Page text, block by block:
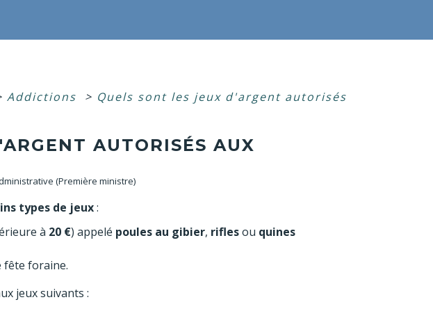
Addictions > Quels sont les jeux d'argent autorisés
AUTORISÉS AUX
(Première ministre)
types de jeux:
à 20 €) appelé poules au gibier, riflesou quines
foraine.
jeux suivants :